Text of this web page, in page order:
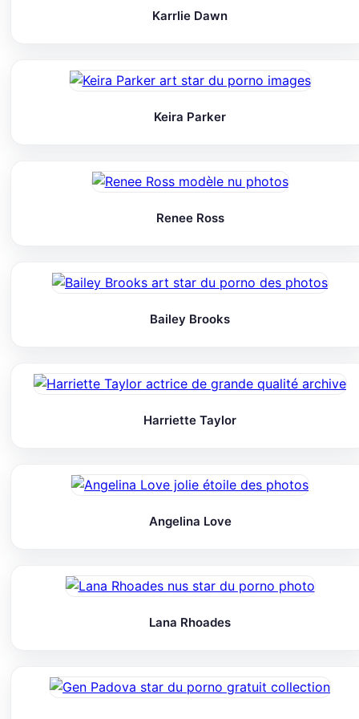
Karrlie Dawn
Keira Parker
Renee Ross
Bailey Brooks
Harriette Taylor
Angelina Love
Lana Rhoades